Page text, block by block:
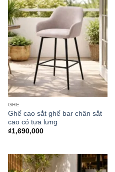
GHẾ
Ghế cao sắt ghế bar chân sắt
cao có tựa lưng
₫1,690,000